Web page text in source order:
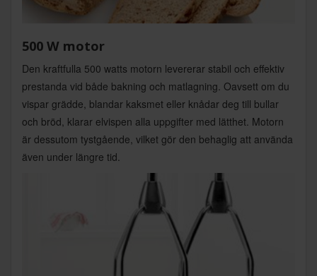
500 W motor
Den kraftfulla 500 watts motorn levererar stabil och effektiv
prestanda vid både bakning och matlagning. Oavsett om du
vispar grädde, blandar kaksmet eller knådar deg till bullar
och bröd, klarar elvispen alla uppgifter med lätthet. Motorn
är dessutom tystgående, vilket gör den behaglig att använda
även under längre tid.